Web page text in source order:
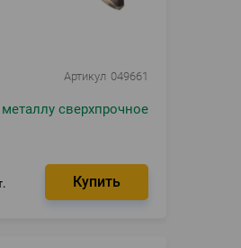
Артикул 049661
сверхпрочное